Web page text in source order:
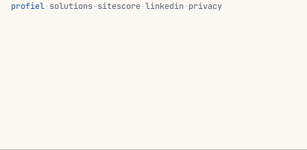
profiel·solutions·sitescore·linkedin ·privacy